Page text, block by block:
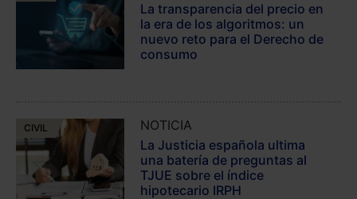
La transparencia del precio en
la era de los algoritmos: un
nuevo reto para el Derecho de
consumo
CIVIL
NOTICIA
La Justicia española ultima
una batería de preguntas al
TJUE sobre el índice
hipotecario IRPH